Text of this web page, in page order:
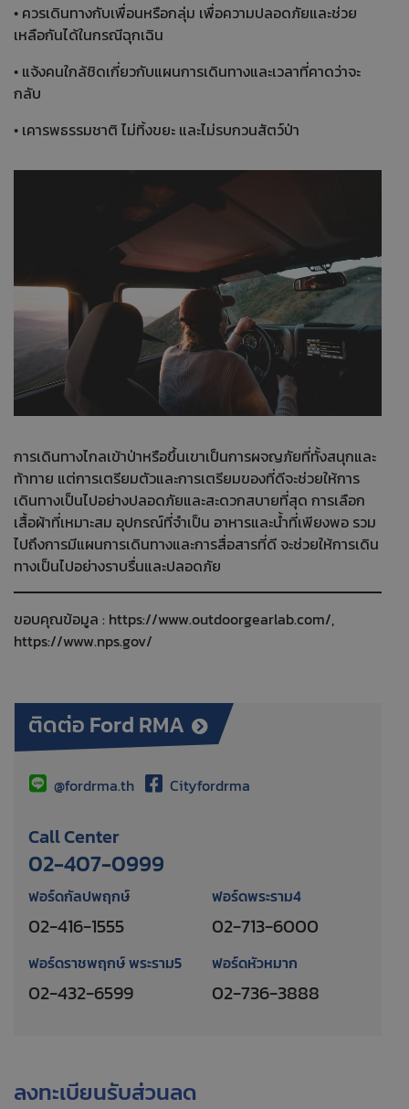
• ควรเดินทางกับเพื่อนหรือกลุ่ม เพื่อความปลอดภัยและช่วย
เหลือกันได้ในกรณีฉุกเฉิน
• แจ้งคนใกล้ชิดเกี่ยวกับแผนการเดินทางและเวลาที่คาดว่าจะ
กลับ
• เคารพธรรมชาติ ไม่ทิ้งขยะ และไม่รบกวนสัตว์ป่า
การเดินทางไกลเข้าป่าหรือขึ้นเขาเป็นการผจญภัยที่ทั้งสนุกและ
ท้าทาย แต่การเตรียมตัวและการเตรียมของที่ดีจะช่วยให้การ
เดินทางเป็นไปอย่างปลอดภัยและสะดวกสบายที่สุด การเลือก
เสื้อผ้าที่เหมาะสม อุปกรณ์ที่จำเป็น อาหารและน้ำที่เพียงพอ รวม
ไปถึงการมีแผนการเดินทางและการสื่อสารที่ดี จะช่วยให้การเดิน
ทางเป็นไปอย่างราบรื่นและปลอดภัย
ขอบคุณข้อมูล : https://www.outdoorgearlab.com/,
https://www.nps.gov/
ติดต่อ Ford RMA
@fordrma.th Cityfordrma
Call Center
02-407-0999
ฟอร์ดกัลปพฤกษ์
02-416-1555
ฟอร์ดพระราม4
02-713-6000
ฟอร์ดราชพฤกษ์ พระราม5
02-432-6599
ฟอร์ดหัวหมาก
02-736-3888
ลงทะเบียนรับส่วนลด